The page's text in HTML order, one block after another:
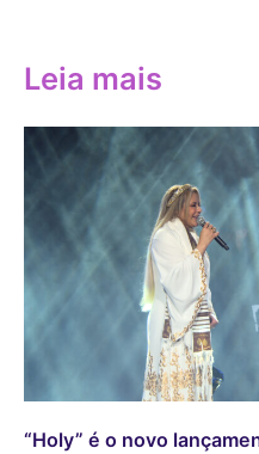
Leia mais
“Holy” é o novo